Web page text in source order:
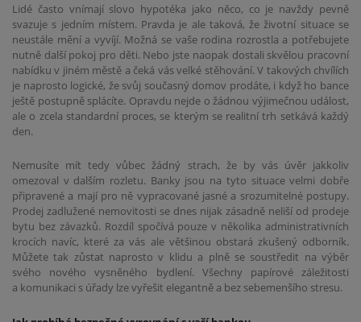
Lidé často vnímají slovo hypotéka jako něco, co je navždy pevně
svazuje s jedním místem. Pravda je ale taková, že životní situace se
neustále mění a vyvíjí. Možná se vaše rodina rozrostla a potřebujete
nutně další pokoj pro děti. Nebo jste naopak dostali skvělou pracovní
nabídku v jiném městě a čeká vás velké stěhování. V takových chvílích
je naprosto logické, že svůj současný domov prodáte, i když ho bance
ještě postupně splácíte. Opravdu nejde o žádnou výjimečnou událost,
ale o zcela standardní proces, se kterým se realitní trh setkává každý
den.
Nemusíte mít tedy vůbec žádný strach, že by vás úvěr jakkoliv
omezoval v dalším rozletu. Banky jsou na tyto situace velmi dobře
připravené a mají pro ně vypracované jasné a srozumitelné postupy.
Prodej zadlužené nemovitosti se dnes nijak zásadně neliší od prodeje
bytu bez závazků. Rozdíl spočívá pouze v několika administrativních
krocích navíc, které za vás ale většinou obstará zkušený odborník.
Můžete tak zůstat naprosto v klidu a plně se soustředit na výběr
svého nového vysněného bydlení. Všechny papírové záležitosti
a komunikaci s úřady lze vyřešit elegantně a bez sebemenšího stresu.